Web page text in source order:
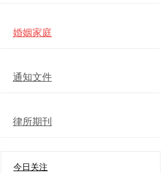
婚姻家庭
通知文件
律所期刊
今日关注